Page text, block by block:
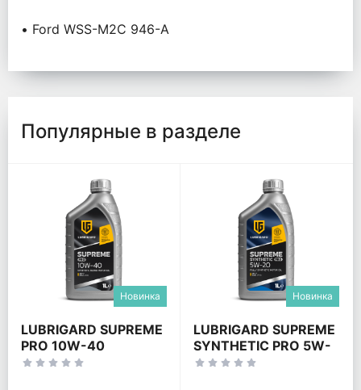
• Ford WSS-M2C 946-A
Популярные в разделе
Новинка
LUBRIGARD SUPREME
PRO 10W-40
Новинка
LUBRIGARD SUPREME
SYNTHETIC PRO 5W-
20